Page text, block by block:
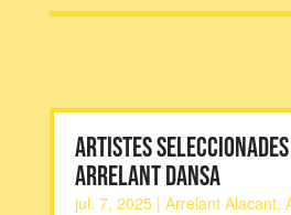
ARTISTES
ARRELANT DANSA
jul. 7, 2025| Arrelant Alacant,